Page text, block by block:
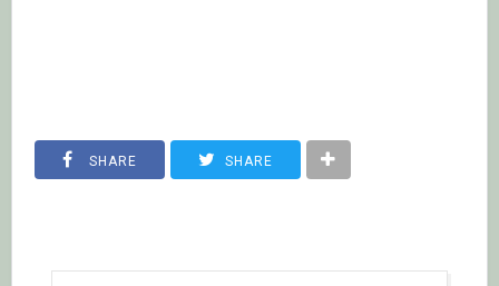
SHARE SHARE